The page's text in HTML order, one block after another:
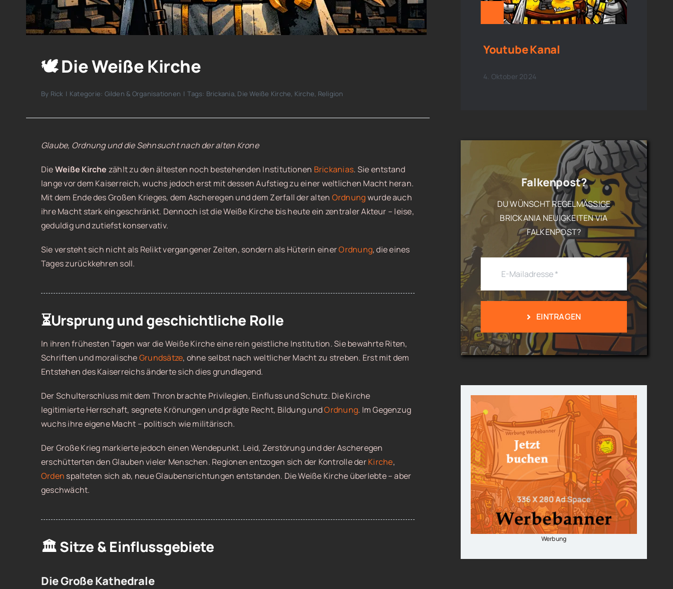
🕊️ Die Weiße Kirche
By Rick | Kategorie: Gilden & Organisationen | Tags: Brickania, Die Weiße Kirche, Kirche, Religion
Glaube, Ordnung und die Sehnsucht nach der alten Krone
DieWeiße Kirche zählt zu den ältesten noch bestehenden Institutionen Brickanias. Sie entstand
lange vor dem Kaiserreich, wuchs jedoch erst mit dessen Aufstieg zu einer weltlichen Macht heran.
Mit dem Ende des Großen Krieges, dem Ascheregen und dem Zerfall der alten Ordnungwurde auch
ihre Macht stark eingeschränkt. Dennoch ist die Weiße Kirche bis heute ein zentraler Akteur – leise,
geduldig und zutiefst konservativ.
Sie versteht sich nicht als Relikt vergangener Zeiten, sondern als Hüterin einerOrdnung, die eines
Tages zurückkehren soll.
⏳Ursprung und geschichtliche Rolle
In ihren frühesten Tagen war die Weiße Kirche eine rein geistliche Institution. Sie bewahrte Riten,
Schriften und moralischeGrundsätze, ohne selbst nach weltlicher Macht zu streben. Erst mit dem
Entstehen des Kaiserreichs änderte sich dies grundlegend.
Der Schulterschluss mit dem Thron brachte Privilegien, Einfluss und Schutz. Die Kirche
legitimierte Herrschaft, segnete Krönungen und prägte Recht, Bildung undOrdnung. Im Gegenzug
wuchs ihre eigene Macht – politisch wie militärisch.
Der Große Krieg markierte jedoch einen Wendepunkt. Leid, Zerstörung und der Ascheregen
erschütterten den Glauben vieler Menschen. Regionen entzogen sich der Kontrolle derKirche,
Orden spalteten sich ab, neue Glaubensrichtungen entstanden. Die Weiße Kirche überlebte – aber
geschwächt.
🏛️ Sitze & Einflussgebiete
Die Große Kathedrale
Youtube Kanal
4. Oktober 2024
Falkenpost?
DU WÜNSCHT REGELMÄSSIGE B
RICKANIA NEUIGKEITEN VIA F
ALKENPOST?
EINTRAGEN
Werbung